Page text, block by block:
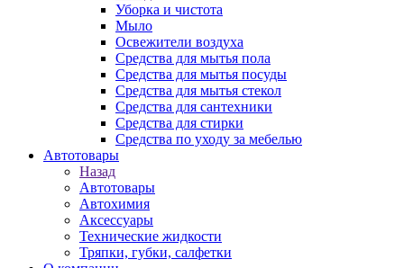
Уборка и чистота
Мыло
Освежители воздуха
Средства для мытья пола
Средства для мытья посуды
Средства для мытья стекол
Средства для сантехники
Средства для стирки
Средства по уходу за мебелью
Автотовары
Назад
Автотовары
Автохимия
Аксессуары
Технические жидкости
Тряпки, губки, салфетки